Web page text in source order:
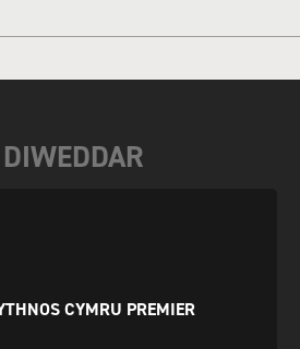
CYMRU PREMIER